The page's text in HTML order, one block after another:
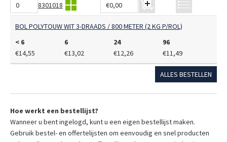
8301018 €0,00
BOL POLYTOUW WIT 3-DRAADS / 800 METER (2 KG P/ROL)
< 6
6 24
96
€14,55
€13,02 €12,26 €11,49
ALLES BESTELLEN
Hoe werkt een bestellijst?
Wanneer u bent ingelogd, kunt u een eigen bestellijst maken.
Gebruik bestel- en offertelijsten om eenvoudig en snel producten